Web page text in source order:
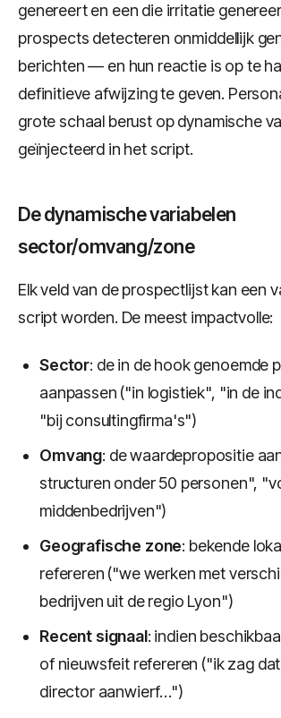
genereert en een die irritatie
prospects detecteren onmiddellijk
berichten — en hun reactie is op te
definitieve afwijzing te geven.
grote schaal berust op dynamische
geïnjecteerd in het script.
De dynamische variabelen
sector/omvang/zone
Elk veld van de prospectlijst kan een
script worden. De meest impactvolle:
Sector: de in de hook genoemde
aanpassen ("in logistiek", "in de
"bij consultingfirma's")
Omvang: de waardepropositie
structuren onder 50 personen",
middenbedrijven")
Geografische zone: bekende
refereren ("we werken met
bedrijven uit de regio Lyon")
Recent signaal: indien
of nieuwsfeit refereren ("ik zag dat
director aanwierf…")